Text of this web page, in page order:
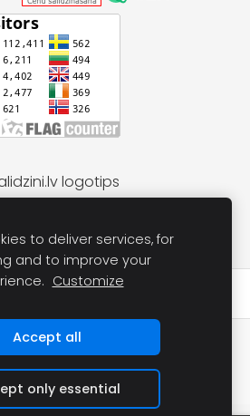
Atsauksmes par mums Google
un informācijai:
28925696
labocenuveikals@inbox.lv
to deliver services, for
and to improve your
Customize
Accept all
only essential